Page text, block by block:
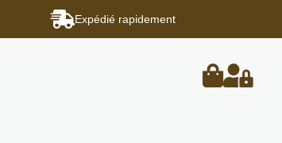
Expédié rapidement